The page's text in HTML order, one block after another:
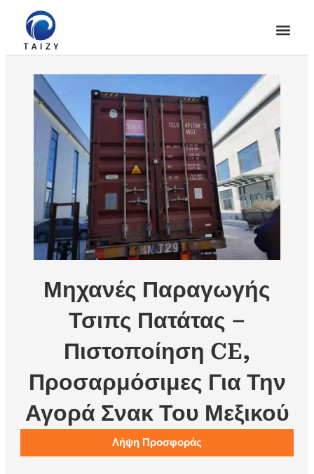
Μηχανές Παραγωγής
Τσιπς Πατάτας –
Πιστοποίηση CE,
Προσαρμόσιμες Για Την
Αγορά Σνακ Του Μεξικού
Λήψη Προσφοράς